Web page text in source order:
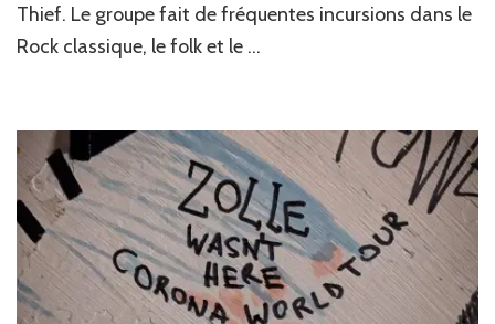
Thief. Le groupe fait de fréquentes incursions dans le
Rock classique, le folk et le …